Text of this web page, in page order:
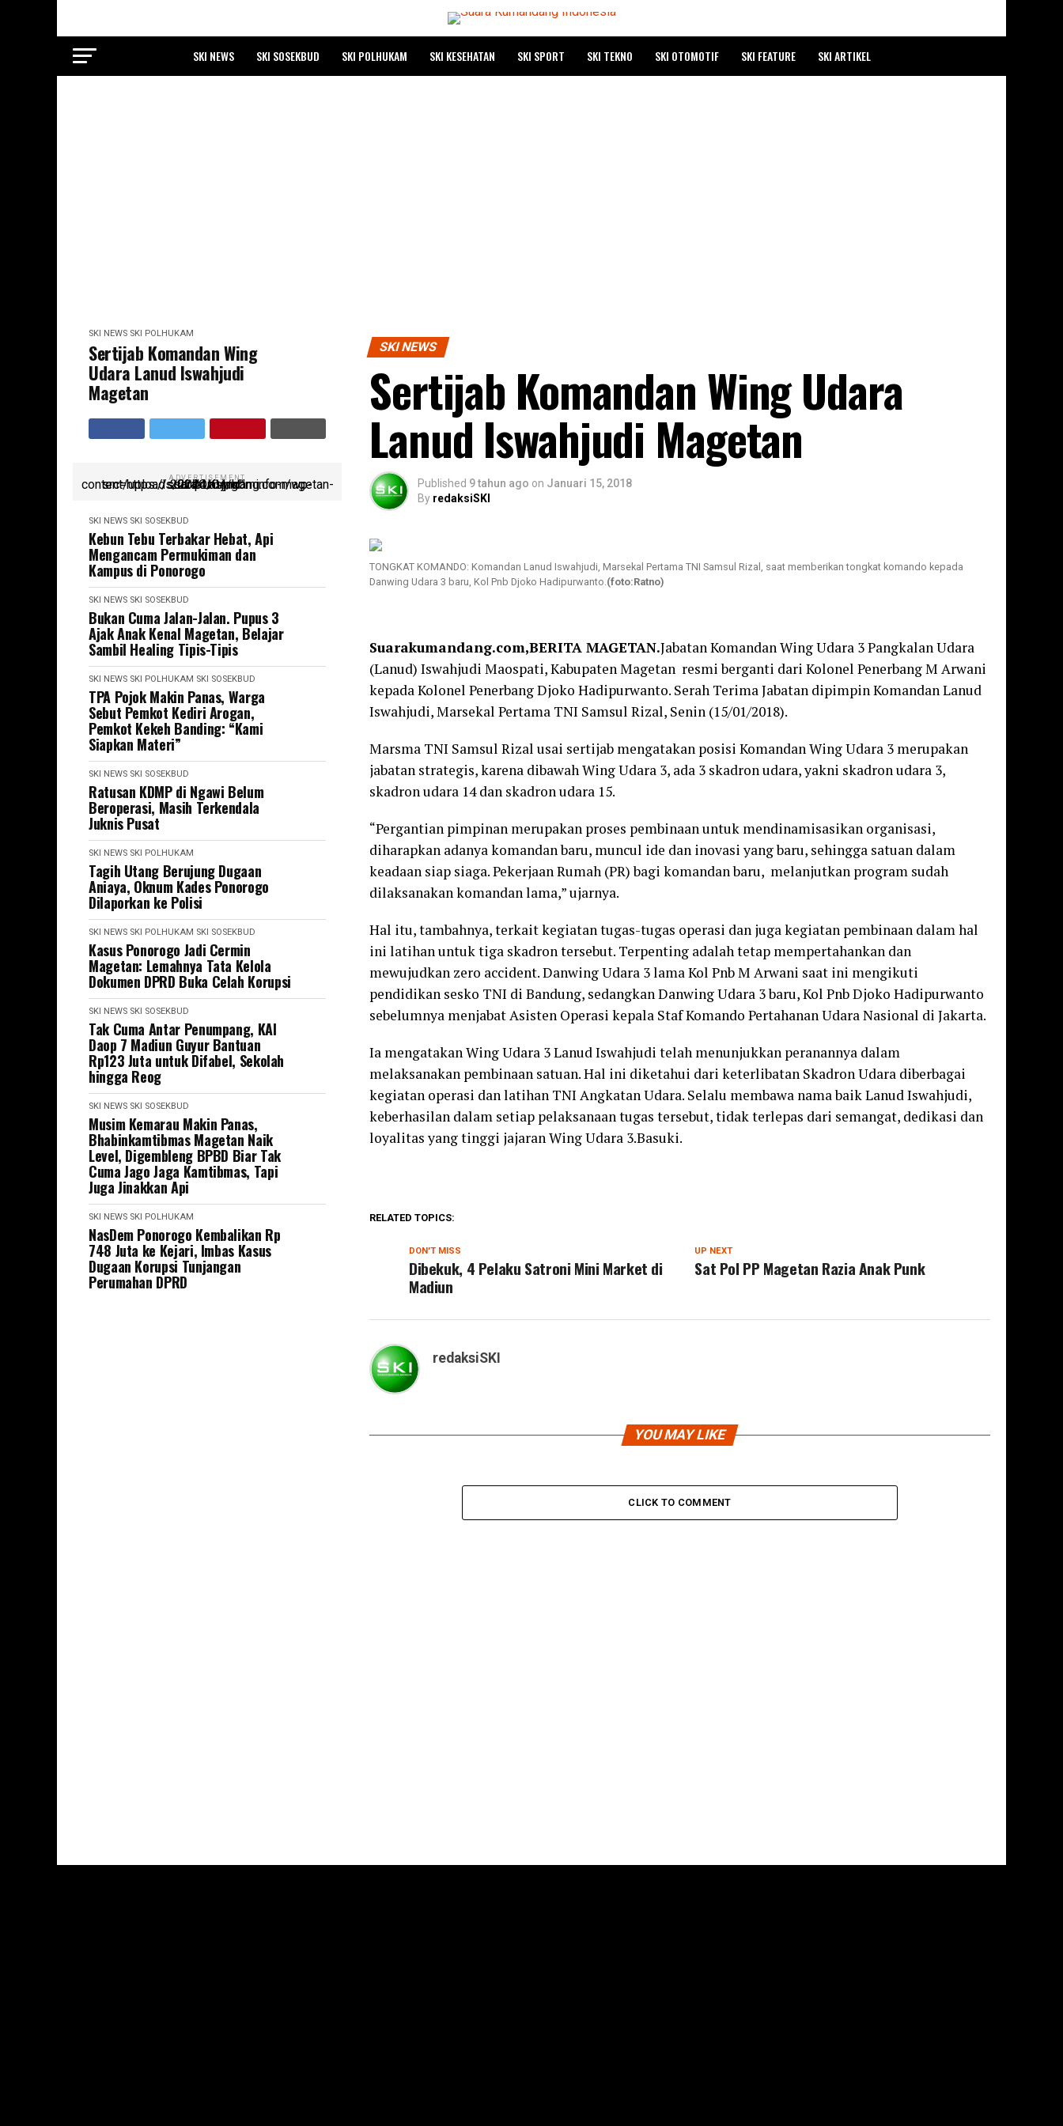
SKI NEWS SKI SOSEKBUD SKI POLHUKAM SKI KESEHATAN SKI SPORT SKI TEKNO SKI OTOMOTIF SKI FEATURE SKI ARTIKEL
SKI NEWS SKI POLHUKAM
Sertijab Komandan Wing
Udara Lanud Iswahjudi
Magetan
ADVERTISEMENT
script async src=https://suarakumandang.com/wp-content/uploads/2024/04/kominfo-magetan-2024OIO.jpg""
SKI NEWS SKI SOSEKBUD
Kebun Tebu Terbakar Hebat, Api
Mengancam Permukiman dan
Kampus di Ponorogo
SKI NEWS SKI SOSEKBUD
Bukan Cuma Jalan-Jalan. Pupus 3
Ajak Anak Kenal Magetan, Belajar
Sambil Healing Tipis-Tipis
SKI NEWS SKI POLHUKAM SKI SOSEKBUD
TPA Pojok Makin Panas, Warga
Sebut Pemkot Kediri Arogan,
Pemkot Kekeh Banding: “Kami
Siapkan Materi”
SKI NEWS SKI SOSEKBUD
Ratusan KDMP di Ngawi Belum
Beroperasi, Masih Terkendala
Juknis Pusat
SKI NEWS SKI POLHUKAM
Tagih Utang Berujung Dugaan
Aniaya, Oknum Kades Ponorogo
Dilaporkan ke Polisi
SKI NEWS SKI POLHUKAM SKI SOSEKBUD
Kasus Ponorogo Jadi Cermin
Magetan: Lemahnya Tata Kelola
Dokumen DPRD Buka Celah Korupsi
SKI NEWS SKI SOSEKBUD
Tak Cuma Antar Penumpang, KAI
Daop 7 Madiun Guyur Bantuan
Rp123 Juta untuk Difabel, Sekolah
hingga Reog
SKI NEWS SKI SOSEKBUD
Musim Kemarau Makin Panas,
Bhabinkamtibmas Magetan Naik
Level, Digembleng BPBD Biar Tak
Cuma Jago Jaga Kamtibmas, Tapi
Juga Jinakkan Api
SKI NEWS SKI POLHUKAM
NasDem Ponorogo Kembalikan Rp
748 Juta ke Kejari, Imbas Kasus
Dugaan Korupsi Tunjangan
Perumahan DPRD
SKI NEWS
Sertijab Komandan Wing Udara
Lanud Iswahjudi Magetan
Published 9 tahun ago on Januari 15, 2018
By redaksiSKI
TONGKAT KOMANDO: Komandan Lanud Iswahjudi, Marsekal Pertama TNI Samsul Rizal, saat memberikan tongkat komando kepada
Danwing Udara 3 baru, Kol Pnb Djoko Hadipurwanto.(foto:Ratno)
Suarakumandang.com,BERITA MAGETAN.Jabatan Komandan Wing Udara 3 Pangkalan Udara
(Lanud) Iswahjudi Maospati, Kabupaten Magetan resmi berganti dari Kolonel Penerbang M Arwani
kepada Kolonel Penerbang Djoko Hadipurwanto. Serah Terima Jabatan dipimpin Komandan Lanud
Iswahjudi, Marsekal Pertama TNI Samsul Rizal, Senin (15/01/2018).
Marsma TNI Samsul Rizal usai sertijab mengatakan posisi Komandan Wing Udara 3 merupakan
jabatan strategis, karena dibawah Wing Udara 3, ada 3 skadron udara, yakni skadron udara 3,
skadron udara 14 dan skadron udara 15.
“Pergantian pimpinan merupakan proses pembinaan untuk mendinamisasikan organisasi,
diharapkan adanya komandan baru, muncul ide dan inovasi yang baru, sehingga satuan dalam
keadaan siap siaga. Pekerjaan Rumah (PR) bagi komandan baru, melanjutkan program sudah
dilaksanakan komandan lama,” ujarnya.
Hal itu, tambahnya, terkait kegiatan tugas-tugas operasi dan juga kegiatan pembinaan dalam hal
ini latihan untuk tiga skadron tersebut. Terpenting adalah tetap mempertahankan dan
mewujudkan zero accident. Danwing Udara 3 lama Kol Pnb M Arwani saat ini mengikuti
pendidikan sesko TNI di Bandung, sedangkan Danwing Udara 3 baru, Kol Pnb Djoko Hadipurwanto
sebelumnya menjabat Asisten Operasi kepala Staf Komando Pertahanan Udara Nasional di Jakarta.
Ia mengatakan Wing Udara 3 Lanud Iswahjudi telah menunjukkan peranannya dalam
melaksanakan pembinaan satuan. Hal ini diketahui dari keterlibatan Skadron Udara diberbagai
kegiatan operasi dan latihan TNI Angkatan Udara. Selalu membawa nama baik Lanud Iswahjudi,
keberhasilan dalam setiap pelaksanaan tugas tersebut, tidak terlepas dari semangat, dedikasi dan
loyalitas yang tinggi jajaran Wing Udara 3.Basuki.
RELATED TOPICS:
UP NEXT
Sat Pol PP Magetan Razia Anak Punk
DON'T MISS
Dibekuk, 4 Pelaku Satroni Mini Market di
Madiun
redaksiSKI
YOU MAY LIKE
CLICK TO COMMENT